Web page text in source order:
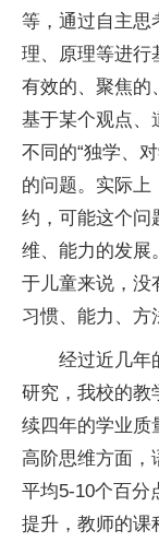
等，通过自主思
理、原理等进行
有效的、聚焦的
基于某个观点、
不同的“独学、
的问题。实际上
约，可能这个问
维、能力的发展
于儿童来说，没
习惯、能力、方
经过近几年
研究，我校的教
续四年的学业质
高阶思维方面，
平均5-10个百分
提升，教师的课